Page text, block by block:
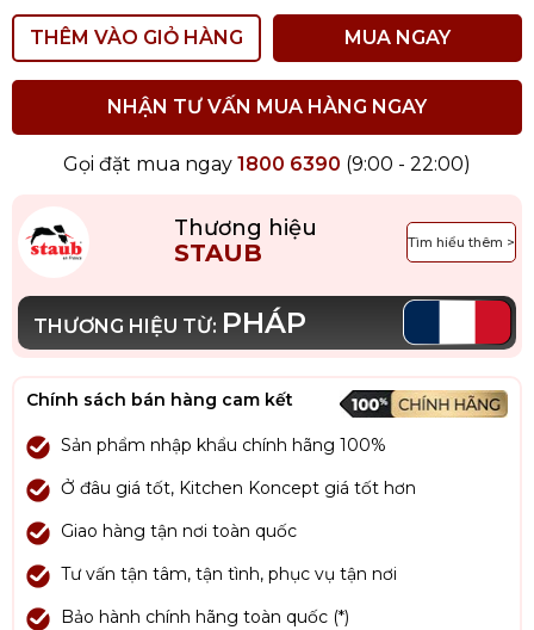
THÊM VÀO GIỎ HÀNG MUA NGAY
NHẬN TƯ VẤN MUA HÀNG NGAY
Gọi đặt mua ngay 1800 6390 (9:00 - 22:00)
Thương hiệu
STAUB Tìm hiểu thêm >
THƯƠNG HIỆU TỪ: PHÁP
Chính sách bán hàng cam kết
Sản phẩm nhập khẩu chính hãng 100%
Ở đâu giá tốt, Kitchen Koncept giá tốt hơn
Giao hàng tận nơi toàn quốc
Tư vấn tận tâm, tận tình, phục vụ tận nơi
Bảo hành chính hãng toàn quốc (*)